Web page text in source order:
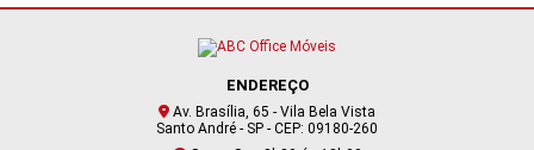
ENDEREÇO
Av. Brasília, 65 - Vila Bela Vista
Santo André - SP - CEP: 09180-260